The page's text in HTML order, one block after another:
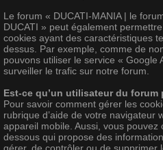
Le forum « DUCATI-MANIA | le
DUCATI » peut également
cookies ayant des caractéristiques
dessus. Par exemple, comme de
pouvons utiliser le service « Google
surveiller le trafic sur notre forum.
Est-ce qu’un utilisateur du
Pour savoir comment gérer les
rubrique d’aide de votre navigateur
appareil mobile. Aussi, vous pouvez
dessous qui propose des